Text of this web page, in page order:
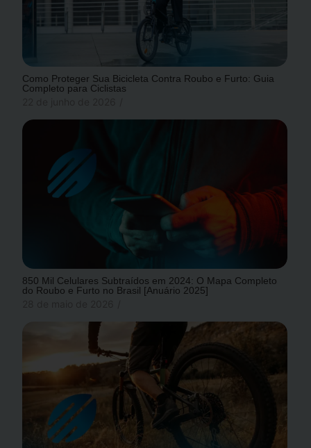
Como Proteger Sua Bicicleta Contra Roubo e Furto: Guia
Completo para Ciclistas
850 Mil Celulares Subtraídos em 2024: O Mapa Completo
do Roubo e Furto no Brasil [Anuário 2025]